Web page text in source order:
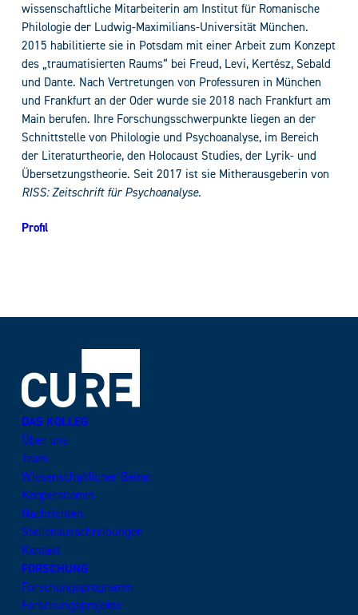
wissenschaftliche Mitarbeiterin am Institut für Romanische
Philologie der Ludwig-Maximilians-Universität München.
2015 habilitierte sie in Potsdam mit einer Arbeit zum Konzept
des „traumatisierten Raums“ bei Freud, Levi, Kertész, Sebald
und Dante. Nach Vertretungen von Professuren in München
und Frankfurt an der Oder wurde sie 2018 nach Frankfurt am
Main berufen. Ihre Forschungsschwerpunkte liegen an der
Schnittstelle von Philologie und Psychoanalyse, im Bereich
der Literaturtheorie, den Holocaust Studies, der Lyrik- und
Übersetzungstheorie. Seit 2017 ist sie Mitherausgeberin von
RISS: Zeitschrift für Psychoanalyse.
Profil
DAS KOLLEG
Über uns
Team
Wissenschaftlicher Beirat
Kooperationen
Nachrichten
Stellenausschreibungen
Kontakt
FORSCHUNG
Forschungsprogramm
Forschungsprojekte